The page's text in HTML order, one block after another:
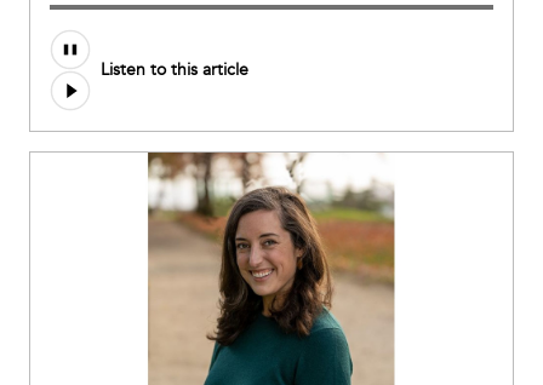
Listen to this article